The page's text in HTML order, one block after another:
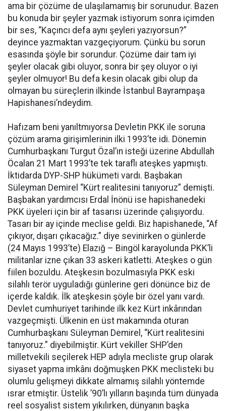
ama bir çözüme de ulaşılamamış bir sorunudur. Bazen
bu konuda bir şeyler yazmak istiyorum sonra içimden
bir ses, “Kaçıncı defa aynı şeyleri yazıyorsun?”
deyince yazmaktan vazgeçiyorum. Çünkü bu sorun
esasında şöyle bir sorundur. Çözüme dair tam iyi
şeyler olacak gibi oluyor, sonra bir şey oluyor o iyi
şeyler olmuyor! Bu defa kesin olacak gibi olup da
olmayan bu süreçlerin ilkinde İstanbul Bayrampaşa
Hapishanesi’ndeydim.
Hafızam beni yanıltmıyorsa Devletin PKK ile soruna
çözüm arama girişimlerinin ilki 1993’te idi. Dönemin
Cumhurbaşkanı Turgut Özal’ın isteği üzerine Abdullah
Öcalan 21 Mart 1993’te tek taraflı ateşkes yapmıştı.
İktidarda DYP-SHP hükümeti vardı. Başbakan
Süleyman Demirel “Kürt realitesini tanıyoruz” demişti.
Başbakan yardımcısı Erdal İnönü ise hapishanedeki
PKK üyeleri için bir af tasarısı üzerinde çalışıyordu.
Tasarı bir ay içinde meclise geldi. Biz hapishanede, “Af
çıkıyor, dışarı çıkacağız.” diye sevinirken o günlerde
(24 Mayıs 1993’te) Elazığ – Bingöl karayolunda PKK’li
militanlar izne çıkan 33 askeri katletti. Ateşkes o gün
fiilen bozuldu. Ateşkesin bozulmasıyla PKK eski
silahlı terör uyguladığı günlerine geri dönünce biz de
içerde kaldık. İlk ateşkesin şöyle bir özel yanı vardı.
Devlet cumhuriyet tarihinde ilk kez Kürt inkârından
vazgeçmişti. Ülkenin en üst makamında oturan
Cumhurbaşkanı Süleyman Demirel, “Kürt realitesini
tanıyoruz.” diyebilmiştir. Kürt vekiller SHP’den
milletvekili seçilerek HEP adıyla mecliste grup olarak
siyaset yapma imkânı doğmuşken PKK meclisteki bu
olumlu gelişmeyi dikkate almamış silahlı yöntemde
ısrar etmiştir. Üstelik ’90’lı yılların başında tüm dünyada
reel sosyalist sistem yıkılırken, dünyanın başka